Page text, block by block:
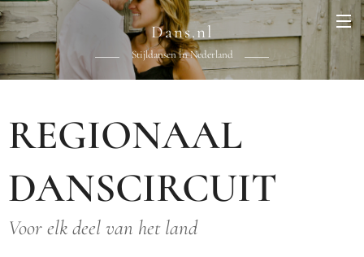
Dans.nl
Stijldansen in Nederland
REGIONAAL
DANSCIRCUIT
Voor elk deel van het land